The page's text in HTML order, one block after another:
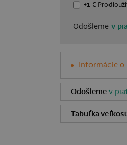
+1 €
Odošleme v
Informácie o
Odošlemev
Tabuľka